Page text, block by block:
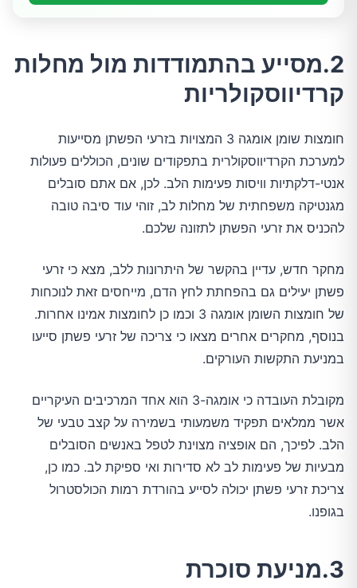
2.מסייע בהתמודדות מול מחלות
קרדיווסקולריות
חומצות שומן אומגה 3 המצויות בזרעי הפשתן מסייעות
למערכת הקרדיווסקולרית בתפקודים שונים, הכוללים פעולות
אנטי-דלקתיות וויסות פעימות הלב. לכן, אם אתם סובלים
מגנטיקה משפחתית של מחלות לב, זוהי עוד סיבה טובה
להכניס את זרעי הפשתן לתזונה שלכם.
מחקר חדש, עדיין בהקשר של היתרונות ללב, מצא כי זרעי
פשתן יעילים גם בהפחתת לחץ הדם, מייחסים זאת לנוכחות
של חומצות השומן אומגה 3 וכמו כן לחומצות אמינו אחרות.
בנוסף, מחקרים אחרים מצאו כי צריכה של זרעי פשתן סייעו
במניעת התקשות העורקים.
מקובלת העובדה כי אומגה-3 הוא אחד המרכיבים העיקריים
אשר ממלאים תפקיד משמעותי בשמירה על קצב טבעי של
הלב. לפיכך, הם אופציה מצוינת לטפל באנשים הסובלים
מבעיות של פעימות לב לא סדירות ואי ספיקת לב. כמו כן,
צריכת זרעי פשתן יכולה לסייע בהורדת רמות הכולסטרול
בגופנו.
3.מניעת סוכרת